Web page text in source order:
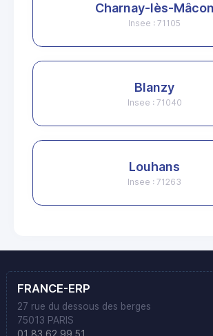
Charnay-lès-Mâcon
Insee : 71105
Blanzy
Insee : 71040
Louhans
Insee : 71263
FRANCE-ERP
27 rue du dessous des berges
75013 PARIS